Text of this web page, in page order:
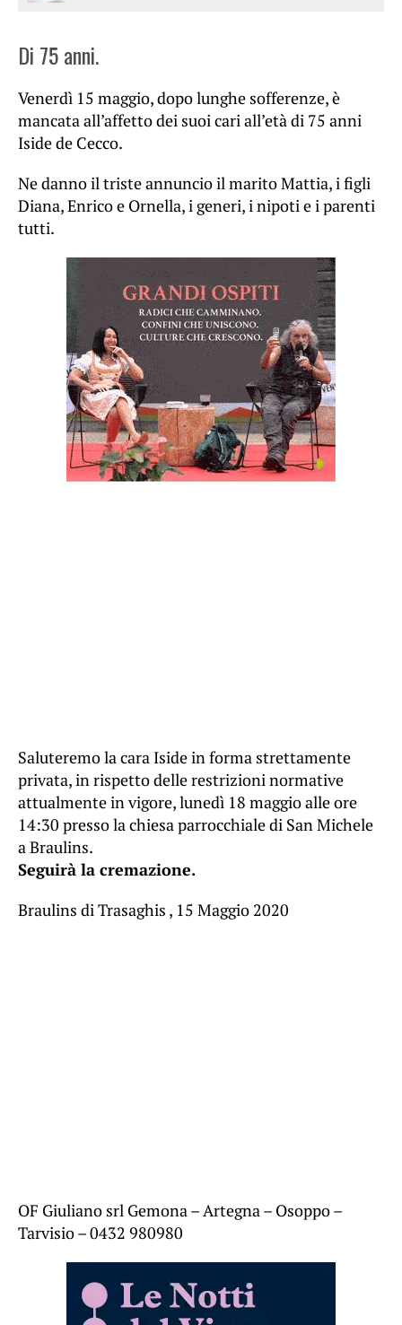
Di 75 anni.
Venerdì 15 maggio, dopo lunghe sofferenze, è
mancata all’affetto dei suoi cari all’età di 75 anni
Iside de Cecco.
Ne danno il triste annuncio il marito Mattia, i figli
Diana, Enrico e Ornella, i generi, i nipoti e i parenti
tutti.
Saluteremo la cara Iside in forma strettamente
privata, in rispetto delle restrizioni normative
attualmente in vigore, lunedì 18 maggio alle ore
14:30 presso la chiesa parrocchiale di San Michele
a Braulins.
Seguirà la cremazione.
Braulins di Trasaghis , 15 Maggio 2020
OF Giuliano srl Gemona – Artegna – Osoppo –
Tarvisio – 0432 980980